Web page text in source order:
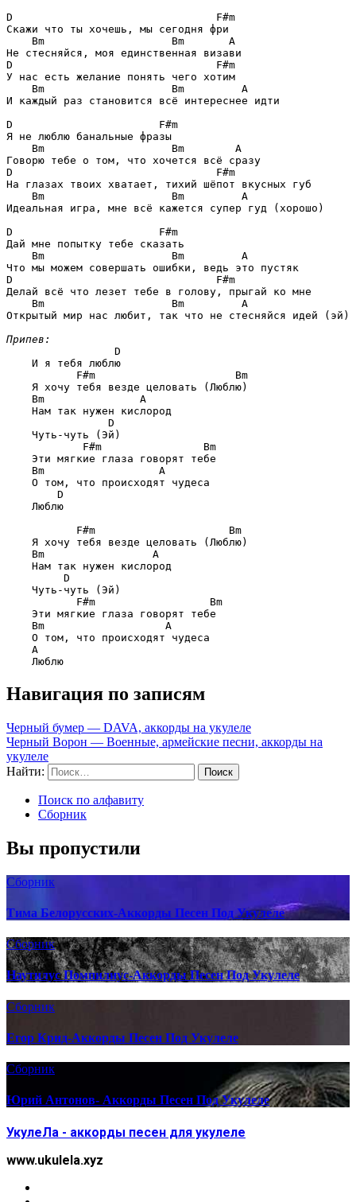
D                                F#m
Скажи что ты хочешь, мы сегодня фри
Bm                    Bm       A
D                                F#m
У нас есть желание понять чего хотим
Bm                    Bm         A
И каждый раз становится всё интереснее идти
D                       F#m
Я не люблю банальные фразы
Bm                    Bm        A
D                                F#m
На глазах твоих хватает, тихий шёпот вкусных губ
Bm                    Bm         A
Идеальная игра, мне всё кажется супер гуд (хорошо)
D                       F#m
Дай мне попытку тебе сказать
Bm                    Bm         A
D                                F#m
Делай всё что лезет тебе в голову, прыгай ко мне
Bm                    Bm         A
Открытый мир нас любит, так что не стесняйся идей (эй)
Припев:
D
    И я тебя люблю
F#m                      Bm
    Я хочу тебя везде целовать (Люблю)
Bm               A
    Нам так нужен кислород
D
    Чуть-чуть (Эй)
F#m                Bm
    Эти мягкие глаза говорят тебе
Bm                  A
    О том, что происходят чудеса
D
    Люблю
F#m                     Bm
    Я хочу тебя везде целовать (Люблю)
Bm                 A
    Нам так нужен кислород
D
    Чуть-чуть (Эй)
F#m                  Bm
    Эти мягкие глаза говорят тебе
Bm                   A
    О том, что происходят чудеса
A
Навигация по записям
Черный бумер — DAVA, аккорды на укулеле
Черный Ворон — Военные, армейские песни, аккорды на
укулеле
Найти:
Поиск по алфавиту
Сборник
Вы пропустили
Сборник
Тима Белорусских-Аккорды Песен Под Укулеле
Сборник
Наутилус Помпилиус-Аккорды Песен Под Укулеле
Сборник
Егор Крид-Аккорды Песен Под Укулеле
Сборник
Юрий Антонов- Аккорды Песен Под Укулеле
УкулеЛа - аккорды песен для укулеле
www.ukulela.xyz